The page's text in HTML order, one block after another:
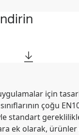
için
çoğu
standart
ek olarak,